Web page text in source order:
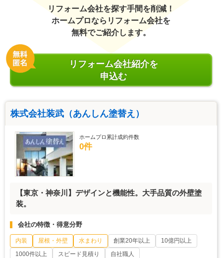
リフォーム会社を探す手間を削減！
ホームプロならリフォーム会社を
無料でご紹介します。
リフォーム会社紹介を
申込む
株式会社装武（あんしん塗替え）
ホームプロ累計成約件数
0件
【東京・神奈川】デザインと機能性。大手品質の外壁塗
装。
会社の特徴・得意分野
内装 屋根・外壁 水まわり 創業20年以上
10億円以上
1000件以上
スピード見積り 自社職人